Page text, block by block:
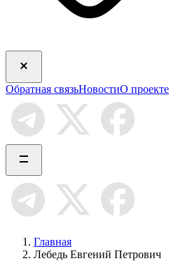
Обратная связьНовостиО проекте
Главная
Лебедь Евгений Петрович